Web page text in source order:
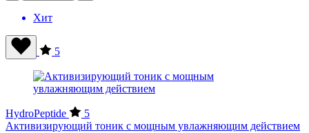
Хит
5
HydroPeptide
5
Активизирующий тоник с мощным увлажняющим действием